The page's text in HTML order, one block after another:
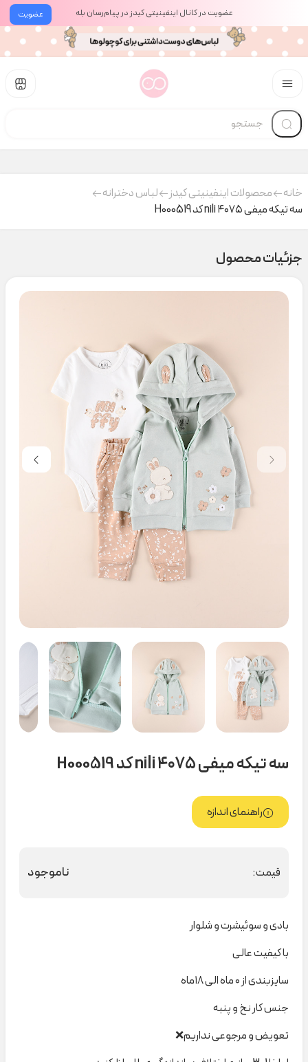
عضویت عضویت در کانال اینفینیتی کیدز در پیام‌رسان بله
خانه محصولات اینفینیتی کیدز
لباس دخترانه
سه تیکه میفی ۴۰۷۵ nili کد H000519
جزئیات محصول
سه تیکه میفی ۴۰۷۵ nili کد H000519
راهنمای اندازه
قیمت: ناموجود
بادی و سوئیشرت و شلوار
با کیفیت عالی
سایزبندی از ۰ ماه الی ۱۸ماه
جنس کار نخ و پنبه
تعویض و مرجوعی نداریم❌